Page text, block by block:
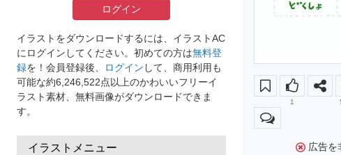
ログイン
イラストをダウンロードするには、イラストAC
にログインしてください。初めての方は無料登
録を！会員登録後、 ログイン して、商用利用も
可能な約6,246,522点以上のかわいいフリーイ
ラスト素材、無料画像がダウンロードできま
す。
イラストメニュー
1
広告を